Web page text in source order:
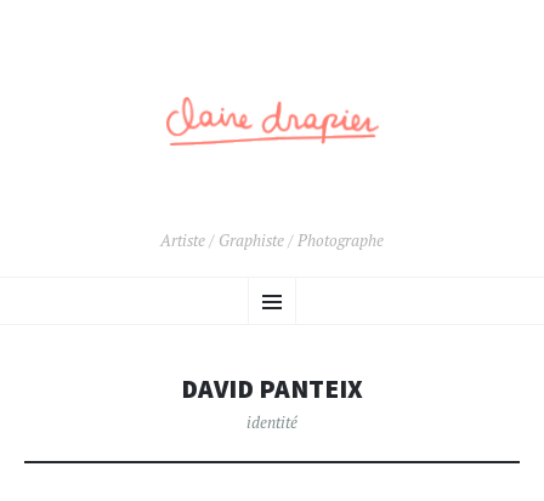
Artiste / Graphiste / Photographe
Menu
AU
DAVID PANTEIX
identité